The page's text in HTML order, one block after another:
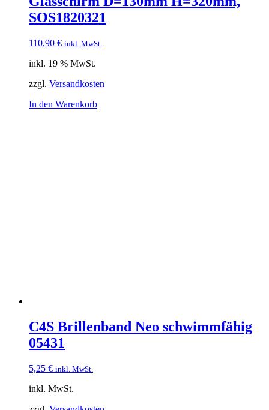
SOS1820321
110,90 € inkl. MwSt.
inkl. 19 % MwSt.
zzgl. Versandkosten
In den Warenkorb
C4S Brillenband Neo schwimmfähig
05431
5,25 € inkl. MwSt.
inkl. MwSt.